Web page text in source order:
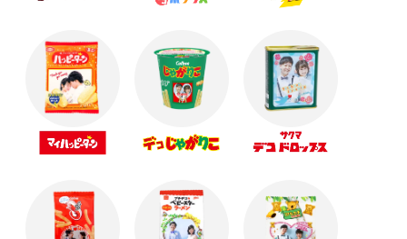
父の日に贈るおすすめプチギフト！
母の日に送るギフトはこれで決まり！☆☆☆
☆春のイベントにおすすめ☆オリジナルスプリング
ギフト！
バレンタインはオリジナルギフトで！